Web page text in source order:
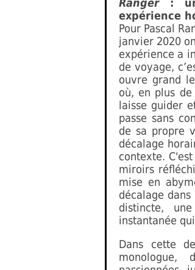
Ranger:
expérience
Pour Pascal
janvier 2020
expérience a
de voyage,
ouvre grand
où, en plus
laisse guider
passe sans
de sa propre
décalage
contexte.
miroirs
mise en
décalage
distincte,
instantanée
Dans cette